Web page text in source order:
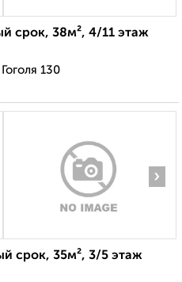
срок, 38м², 4/11 этаж
130
›
срок, 35м², 3/5 этаж